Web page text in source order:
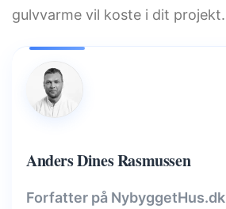
gulvvarme vil koste i dit projekt.
Anders Dines Rasmussen
Forfatter på NybyggetHus.dk